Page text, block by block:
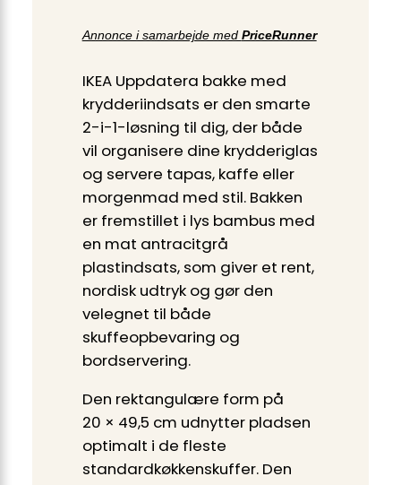
Annonce i samarbejde med PriceRunner
IKEA Uppdatera bakke med
krydderiindsats er den smarte
2-i-1-løsning til dig, der både
vil organisere dine krydderiglas
og servere tapas, kaffe eller
morgenmad med stil. Bakken
er fremstillet i lys bambus med
en mat antracitgrå
plastindsats, som giver et rent,
nordisk udtryk og gør den
velegnet til både
skuffeopbevaring og
bordservering.
Den rektangulære form på
20 × 49,5 cm udnytter pladsen
optimalt i de fleste
standardkøkkenskuffer. Den